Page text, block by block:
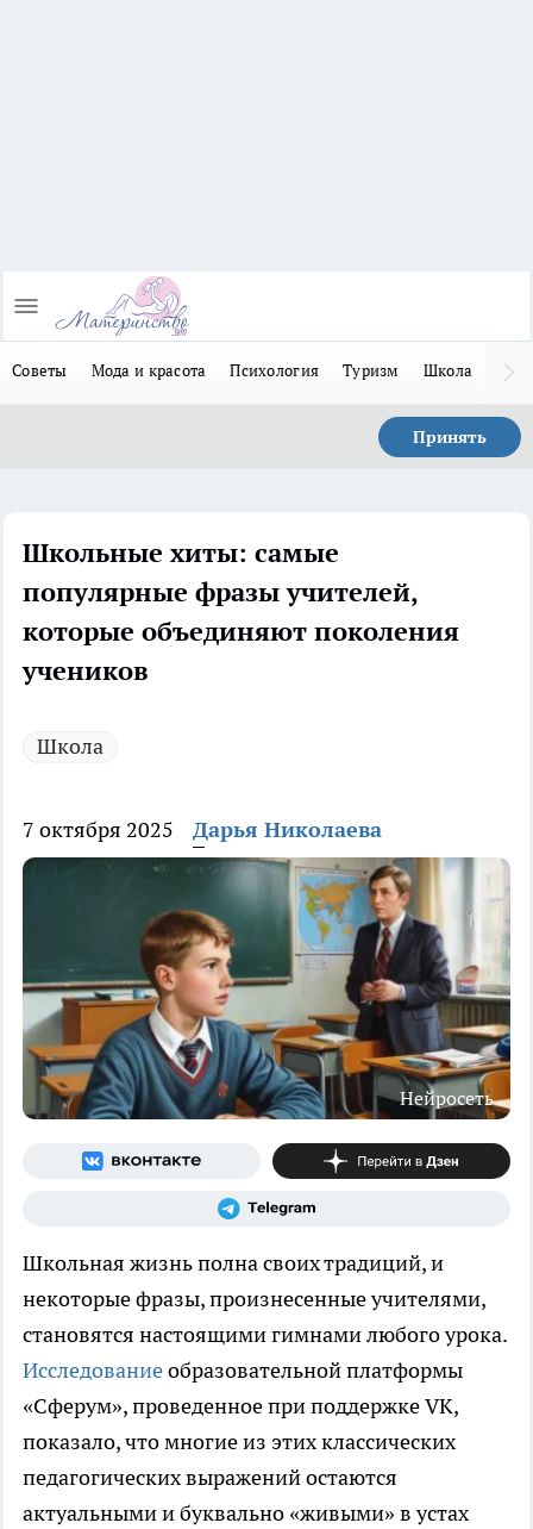
Советы Мода и красота Психология Туризм Школа
Принять
Школьные хиты: самые
популярные фразы учителей,
которые объединяют поколения
учеников
Школа
7 октября 2025 Дарья Николаева
Нейросеть
Школьная жизнь полна своих традиций, и
некоторые фразы, произнесенные учителями,
становятся настоящими гимнами любого урока.
Исследованиеобразовательной платформы
«Сферум», проведенное при поддержке VK,
показало, что многие из этих классических
педагогических выражений остаются
актуальными и буквально «живыми» в устах